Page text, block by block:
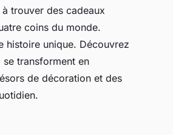
trouver des cadeaux
coins du monde.
histoire unique. Découvrez
transforment en
de décoration et des